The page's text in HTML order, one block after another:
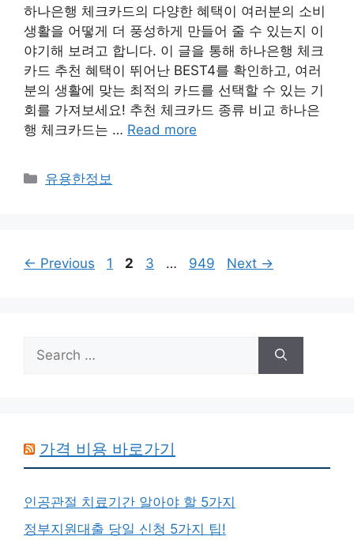
하나은행 체크카드의 다양한 혜택이 여러분의 소비
생활을 어떻게 더 풍성하게 만들어 줄 수 있는지 이
야기해 보려고 합니다. 이 글을 통해 하나은행 체크
카드 추천 혜택이 뛰어난 BEST4를 확인하고, 여러
분의 생활에 맞는 최적의 카드를 선택할 수 있는 기
회를 가져보세요! 추천 체크카드 종류 비교 하나은
행 체크카드는 … Read more
Categories
유용한정보
← Previous Page
1 Page
2 Page
3 … Page
949 Next →
Search
for:
가격 비용 바로가기
인공관절 치료기간 알아야 할 5가지
정부지원대출 당일 신청 5가지 팁!